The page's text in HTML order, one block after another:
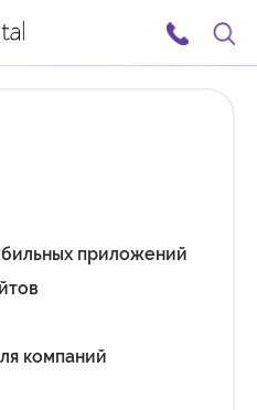
приложений
компаний